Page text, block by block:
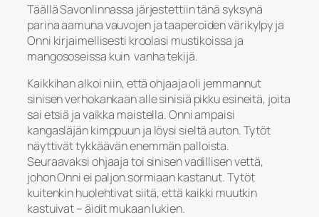
Täällä Savonlinnassa järjestettiin tänä syksynä
parina aamuna vauvojen ja taaperoiden värikylpy ja
Onni kirjaimellisesti kroolasi mustikoissa ja
mangososeissa kuin vanha tekijä.
Kaikkihan alkoi niin, että ohjaaja oli jemmannut
sinisen verhokankaan alle sinisiä pikku esineitä, joita
sai etsiä ja vaikka maistella. Onni ampaisi
kangasläjän kimppuun ja löysi sieltä auton. Tytöt
näyttivät tykkäävän enemmän palloista.
Seuraavaksi ohjaaja toi sinisen vadillisen vettä,
johon Onni ei paljon sormiaan kastanut. Tytöt
kuitenkin huolehtivat siitä, että kaikki muutkin
kastuivat – äidit mukaan lukien.